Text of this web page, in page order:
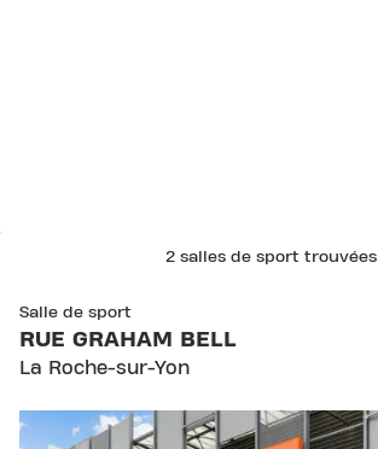
2 salles de sport trouvées
Salle de sport
RUE GRAHAM BELL
La Roche-sur-Yon